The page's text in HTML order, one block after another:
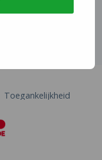
Toegankelijkheid